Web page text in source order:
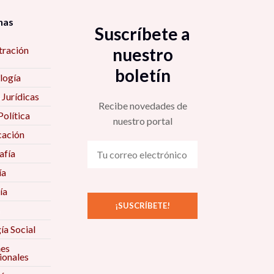
Social
Suscríbete a
nuestro
boletín
Recibe novedades de
nuestro portal